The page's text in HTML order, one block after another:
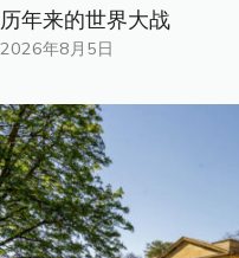
历年来的世界大战
2026年8月5日